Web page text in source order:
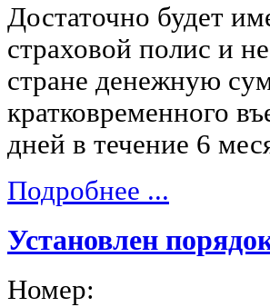
Достаточно будет
страховой полис и
стране денежную
кратковременного
дней в течение 6
Подробнее ...
Установлен
Номер: